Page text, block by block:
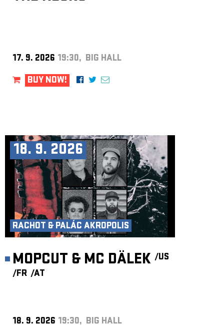
17. 9. 2026 19:30, BIG HALL
BUY NOW!
18. 9. 2026
RACHOT & PALÁC AKROPOLIS
MOPCUT & MC DÄLEK /US
/FR /AT
18. 9. 2026 19:30, BIG HALL